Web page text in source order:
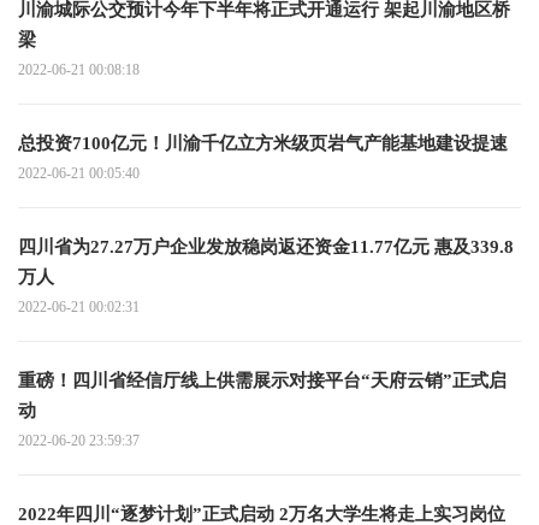
川渝城际公交预计今年下半年将正式开通运行 架起川渝地区桥
梁
2022-06-21 00:08:18
总投资7100亿元！川渝千亿立方米级页岩气产能基地建设提速
2022-06-21 00:05:40
四川省为27.27万户企业发放稳岗返还资金11.77亿元 惠及339.8
万人
2022-06-21 00:02:31
重磅！四川省经信厅线上供需展示对接平台“天府云销”正式启
动
2022-06-20 23:59:37
2022年四川“逐梦计划”正式启动 2万名大学生将走上实习岗位